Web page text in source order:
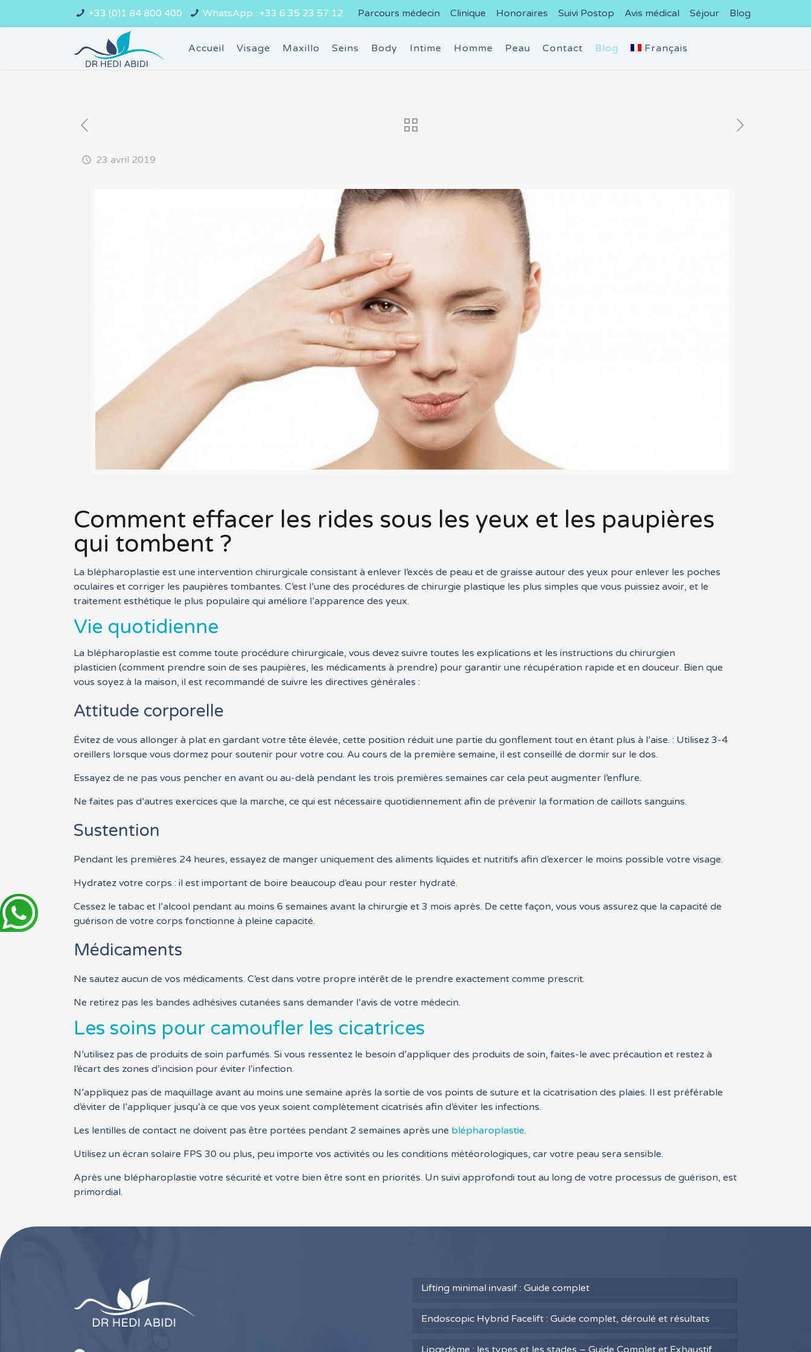
+33 (0)1 84 800 400 WhatsApp : +33 6 35 23 57 12 Parcours médecin Clinique Honoraires Suivi Postop Avis médical Séjour Blog
Accueil Visage Maxillo Seins Body Intime Homme Peau Contact Blog Français
23 avril 2019
Comment effacer les rides sous les yeux et les paupières
qui tombent ?
La blépharoplastie est une intervention chirurgicale consistant à enlever l’excès de peau et de graisse autour des yeux pour enlever les poches
oculaires et corriger les paupières tombantes. C’est l’une des procédures de chirurgie plastique les plus simples que vous puissiez avoir, et le
traitement esthétique le plus populaire qui améliore l’apparence des yeux.
Vie quotidienne
La blépharoplastie est comme toute procédure chirurgicale, vous devez suivre toutes les explications et les instructions du chirurgien
plasticien (comment prendre soin de ses paupières, les médicaments à prendre) pour garantir une récupération rapide et en douceur. Bien que
vous soyez à la maison, il est recommandé de suivre les directives générales :
Attitude corporelle
Évitez de vous allonger à plat en gardant votre tête élevée, cette position réduit une partie du gonflement tout en étant plus à l’aise. : Utilisez 3-4
oreillers lorsque vous dormez pour soutenir pour votre cou. Au cours de la première semaine, il est conseillé de dormir sur le dos.
Essayez de ne pas vous pencher en avant ou au-delà pendant les trois premières semaines car cela peut augmenter l’enflure.
Ne faites pas d’autres exercices que la marche, ce qui est nécessaire quotidiennement afin de prévenir la formation de caillots sanguins.
Sustention
Pendant les premières 24 heures, essayez de manger uniquement des aliments liquides et nutritifs afin d’exercer le moins possible votre visage.
Hydratez votre corps : il est important de boire beaucoup d’eau pour rester hydraté.
Cessez le tabac et l’alcool pendant au moins 6 semaines avant la chirurgie et 3 mois après. De cette façon, vous vous assurez que la capacité de
guérison de votre corps fonctionne à pleine capacité.
Médicaments
Ne sautez aucun de vos médicaments. C’est dans votre propre intérêt de le prendre exactement comme prescrit.
Ne retirez pas les bandes adhésives cutanées sans demander l’avis de votre médecin.
Les soins pour camoufler les cicatrices
N’utilisez pas de produits de soin parfumés. Si vous ressentez le besoin d’appliquer des produits de soin, faites-le avec précaution et restez à
l’écart des zones d’incision pour éviter l’infection.
N’appliquez pas de maquillage avant au moins une semaine après la sortie de vos points de suture et la cicatrisation des plaies. Il est préférable
d’éviter de l’appliquer jusqu’à ce que vos yeux soient complètement cicatrisés afin d’éviter les infections.
Les lentilles de contact ne doivent pas être portées pendant 2 semaines après une blépharoplastie.
Utilisez un écran solaire FPS 30 ou plus, peu importe vos activités ou les conditions météorologiques, car votre peau sera sensible.
Après une blépharoplastie votre sécurité et votre bien être sont en priorités. Un suivi approfondi tout au long de votre processus de guérison, est
primordial.
Lifting minimal invasif : Guide complet
Endoscopic Hybrid Facelift : Guide complet, déroulé et résultats
Lipœdème : les types et les stades – Guide Complet et Exhaustif